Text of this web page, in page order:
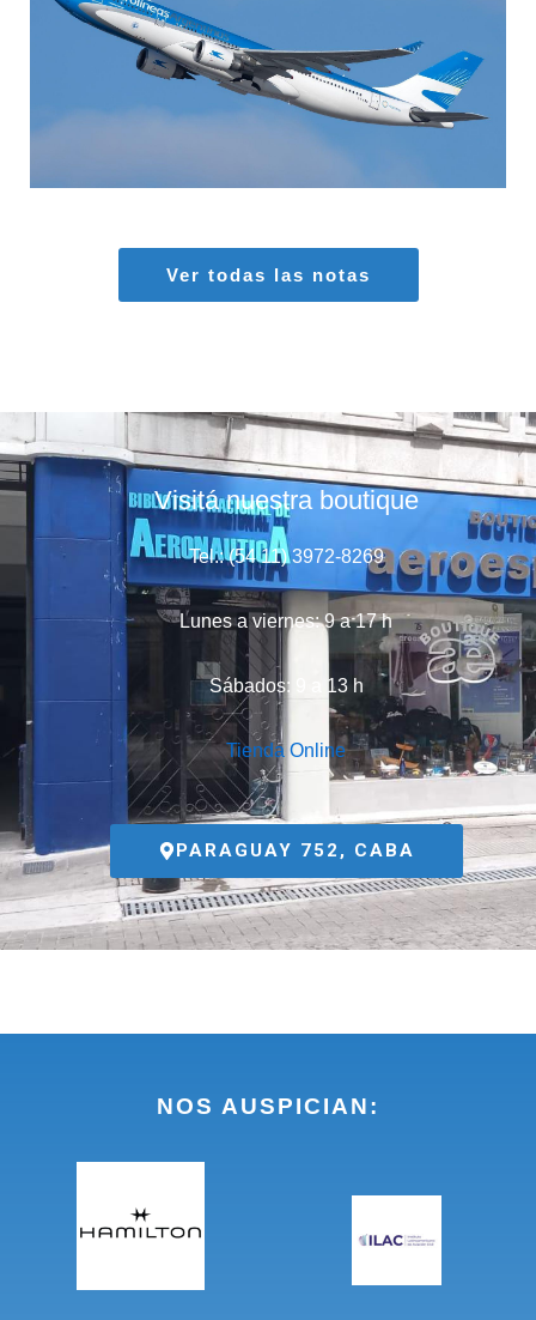
MARIA SONZINI
Ver todas las notas
Visitá nuestra boutique
Tel.: (54 11) 3972-8269
Lunes a viernes: 9 a 17 h
Sábados: 9 a 13 h
Tienda Online
PARAGUAY 752, CABA
NOS AUSPICIAN: